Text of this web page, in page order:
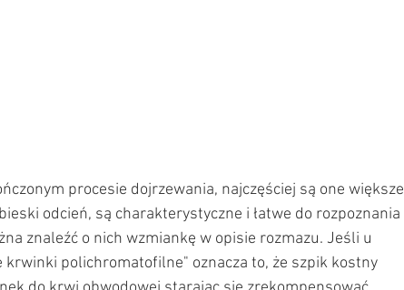
procesie dojrzewania, najczęściej są one większe
odcień, są charakterystyczne i łatwe do rozpoznania
znaleźć o nich wzmiankę w opisie rozmazu. Jeśli u
krwinki polichromatofilne" oznacza to, że szpik kostny